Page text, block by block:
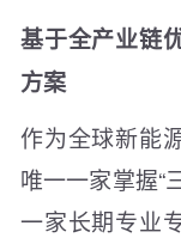
基于全产业链
方案
作为全球新能
唯一一家掌握“
一家长期专业